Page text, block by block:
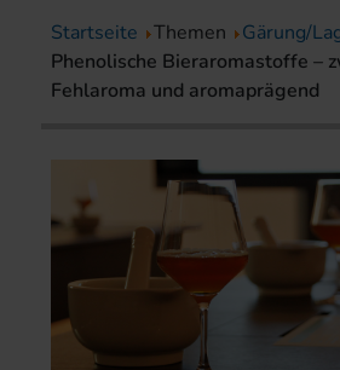
Startseite Themen
Gärung/
Phenolische Bieraromastoffe –
Fehlaroma und aromaprägend